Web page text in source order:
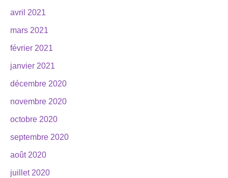
avril 2021
mars 2021
février 2021
janvier 2021
décembre 2020
novembre 2020
octobre 2020
septembre 2020
août 2020
juillet 2020